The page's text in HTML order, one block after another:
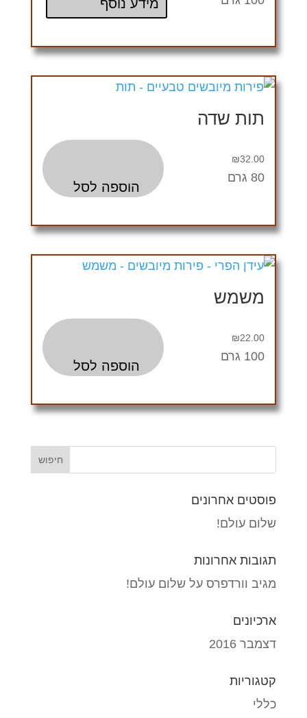
מידע נוסף
תות שדה
₪32.00
הוספה לסל
80 גרם
משמש
₪22.00
הוספה לסל
100 גרם
פוסטים אחרונים
שלום עולם!
תגובות אחרונות
מגיב וורדפרסעל שלום עולם!
ארכיונים
דצמבר 2016
קטגוריות
כללי